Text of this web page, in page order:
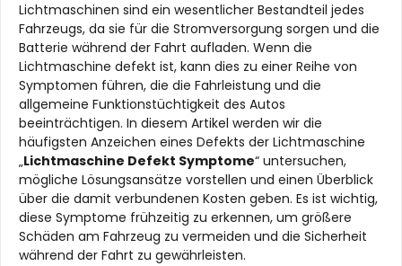
Lichtmaschinen sind ein wesentlicher Bestandteil jedes
Fahrzeugs, da sie für die Stromversorgung sorgen und die
Batterie während der Fahrt aufladen. Wenn die
Lichtmaschine defekt ist, kann dies zu einer Reihe von
Symptomen führen, die die Fahrleistung und die
allgemeine Funktionstüchtigkeit des Autos
beeinträchtigen. In diesem Artikel werden wir die
häufigsten Anzeichen eines Defekts der Lichtmaschine
„Lichtmaschine Defekt Symptome“ untersuchen,
mögliche Lösungsansätze vorstellen und einen Überblick
über die damit verbundenen Kosten geben. Es ist wichtig,
diese Symptome frühzeitig zu erkennen, um größere
Schäden am Fahrzeug zu vermeiden und die Sicherheit
während der Fahrt zu gewährleisten.